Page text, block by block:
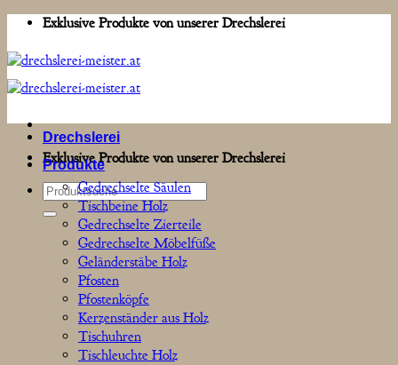
Zum
springen
Exklusive Produkte von unserer Drechslerei
Exklusive Produkte von unserer Drechslerei
Suchen
nach:
Drechslerei
Produkte
Gedrechselte Säulen
Tischbeine Holz
Gedrechselte Zierteile
Gedrechselte Möbelfüße
Geländerstäbe Holz
Pfosten
Pfostenköpfe
Kerzenständer aus Holz
Tischuhren
Tischleuchte Holz